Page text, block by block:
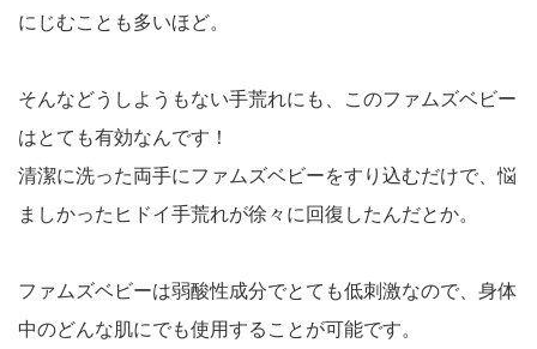
にじむことも多いほど。
そんなどうしようもない手荒れにも、このファムズベビー
はとても有効なんです！
清潔に洗った両手にファムズベビーをすり込むだけで、悩
ましかったヒドイ手荒れが徐々に回復したんだとか。
ファムズベビーは弱酸性成分でとても低刺激なので、身体
中のどんな肌にでも使用することが可能です。